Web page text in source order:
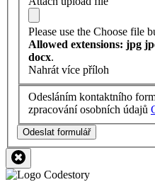
Please use the Choose file
Allowed extensions: jpg
docx.
Nahrát více příloh
Odesláním kontaktního
zpracování osobních údajů
Odeslat formulář